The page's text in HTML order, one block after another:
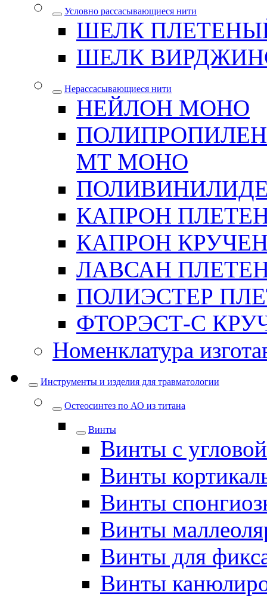
Условно рассасывающиеся нити
ШЕЛК
ШЕЛК
Нерассасывающиеся нити
НЕЙЛОН МОНО
МТ МОНО
КАПРОН
КАПРОН
ЛАВСАН
ПОЛИЭСТЕР
ФТОРЭСТ-С
Номенклатура
Инструменты и изделия для травматологии
Остеосинтез по АО из титана
Винты
Винты с
Винты
Винты
Винты
Винты для
Винты